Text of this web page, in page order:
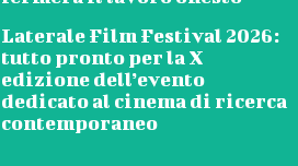
Laterale Film Festival 2026:
tutto pronto per la X
edizione dell’evento
dedicato al cinema di ricerca
contemporaneo